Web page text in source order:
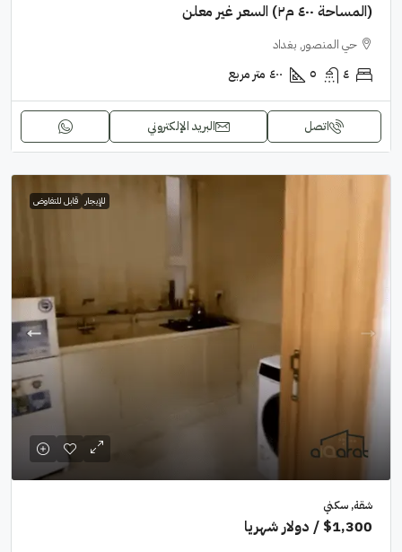
(المساحة ٤٠٠ م٢) السعر غير معلن
حي المنصور, بغداد
٤ ٥ ٤٠٠ متر مربع
اتصل البريد الإلكتروني
للإيجار قابل للتفاوض
شقة, سكني
$1,300 / دولار شهريا